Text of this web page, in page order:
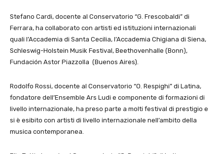
Stefano Cardi, docente al Conservatorio “G. Frescobaldi” di
Ferrara, ha collaborato con artisti ed istituzioni internazionali
quali l’Accademia di Santa Cecilia, l’Accademia Chigiana di Siena,
Schleswig-Holstein Musik Festival, Beethovenhalle (Bonn),
Fundación Astor Piazzolla (Buenos Aires).
Rodolfo Rossi, docente al Conservatorio “O. Respighi” di Latina,
fondatore dell’Ensemble Ars Ludi e componente di formazioni di
livello internazionale, ha preso parte a molti festival di prestigio e
si è esibito con artisti di livello internazionale nell’ambito della
musica contemporanea.